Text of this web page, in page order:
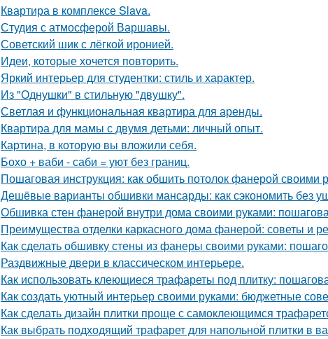
Квартира в комплексе Slava.
Студия с атмосферой Варшавы.
Советский шик с лёгкой иронией.
Идеи, которые хочется повторить.
Яркий интерьер для студентки: стиль и характер.
Из "Однушки" в стильную "двушку".
Светлая и функциональная квартира для аренды.
Квартира для мамы с двумя детьми: личный опыт.
Картина, в которую вы вложили себя.
Бохо + ваби - саби = уют без границ.
Пошаговая инструкция: как обшить потолок фанерой своими
Дешёвые варианты обшивки мансарды: как сэкономить без
Обшивка стен фанерой внутри дома своими руками:
Преимущества отделки каркасного дома фанерой: советы и
Как сделать обшивку стены из фанеры своими руками:
Раздвижные двери в классическом интерьере.
Как использовать клеющиеся трафареты под плитку:
Как создать уютный интерьер своими руками: бюджетные
Как сделать дизайн плитки проще с самоклеющимся
Как выбрать подходящий трафарет для напольной плитки в